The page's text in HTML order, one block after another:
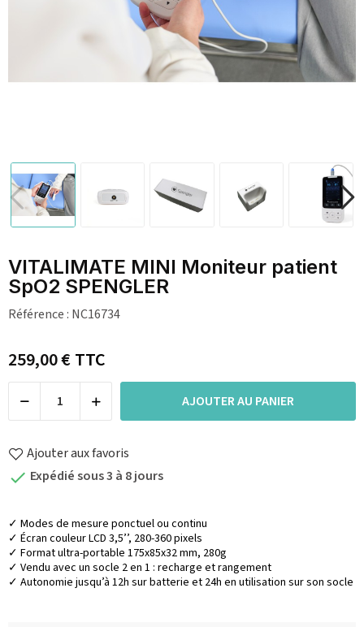
VITALIMATE MINI Moniteur patient
SpO2 SPENGLER
Référence : NC16734
259,00 €TTC
AJOUTER AU PANIER
Ajouter aux favoris
 Expédié sous 3 à 8 jours
✓ Modes de mesure ponctuel ou continu
✓ Écran couleur LCD 3,5’’, 280-360 pixels
✓ Format ultra-portable 175x85x32 mm, 280g
✓ Vendu avec un socle 2 en 1 : recharge et rangement
✓ Autonomie jusqu’à 12h sur batterie et 24h en utilisation sur son socle